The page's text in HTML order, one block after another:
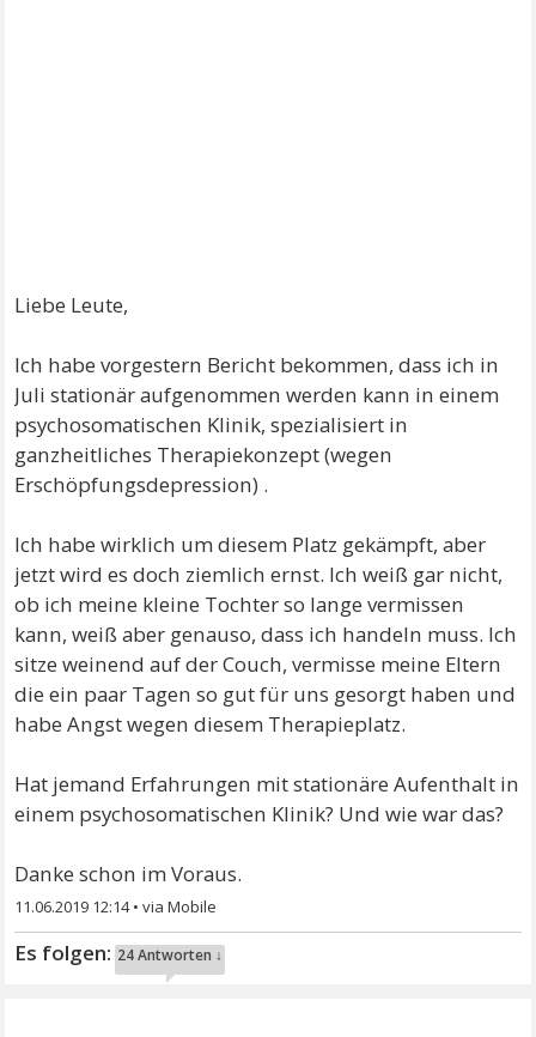
Liebe Leute,
Ich habe vorgestern Bericht bekommen, dass ich in
Juli stationär aufgenommen werden kann in einem
psychosomatischen Klinik, spezialisiert in
ganzheitliches Therapiekonzept (wegen
Erschöpfungsdepression) .
Ich habe wirklich um diesem Platz gekämpft, aber
jetzt wird es doch ziemlich ernst. Ich weiß gar nicht,
ob ich meine kleine Tochter so lange vermissen
kann, weiß aber genauso, dass ich handeln muss. Ich
sitze weinend auf der Couch, vermisse meine Eltern
die ein paar Tagen so gut für uns gesorgt haben und
habe Angst wegen diesem Therapieplatz.
Hat jemand Erfahrungen mit stationäre Aufenthalt in
einem psychosomatischen Klinik? Und wie war das?
Danke schon im Voraus.
11.06.2019 12:14•
24 Antworten ↓